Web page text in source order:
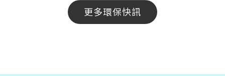
更多環保快訊